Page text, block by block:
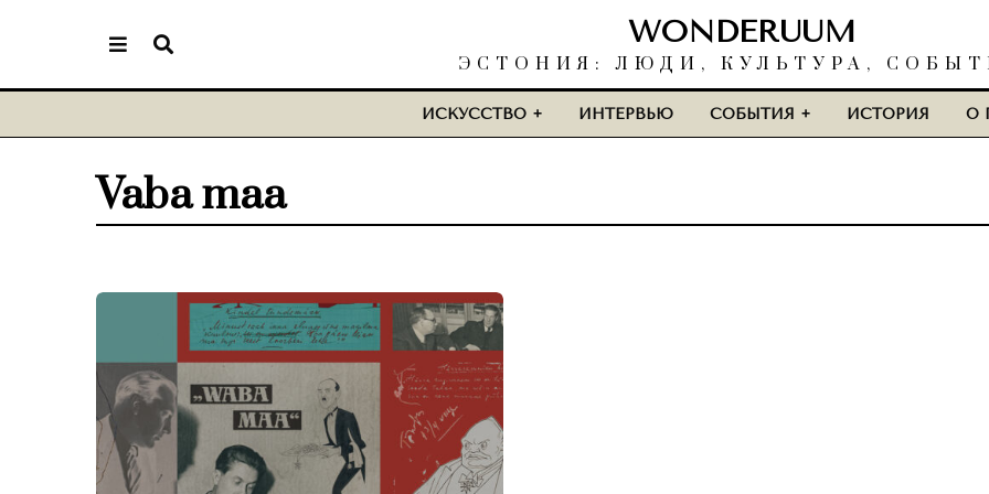
WONDERUUM
ЭСТОНИЯ: ЛЮДИ, КУЛЬТУРА,
ИСКУССТВО ИНТЕРВЬЮ СОБЫТИЯ ИСТОРИЯ О
Vaba maa